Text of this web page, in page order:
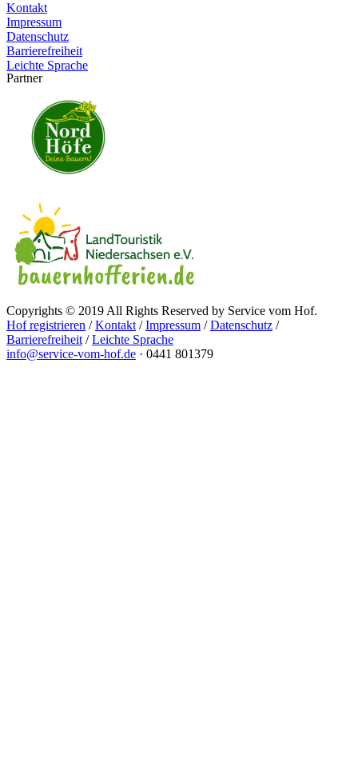
Kontakt
Impressum
Datenschutz
Barrierefreiheit
Leichte Sprache
Partner
Copyrights © 2019 All Rights Reserved by Service vom Hof.
Hof registrieren /Kontakt /Impressum /Datenschutz /
Barrierefreiheit /Leichte Sprache
info@service-vom-hof.de · 0441 801379